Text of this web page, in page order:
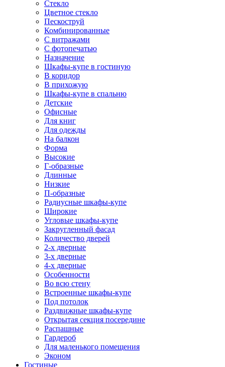
Стекло
Цветное стекло
Пескоструй
Комбинированные
С витражами
С фотопечатью
Назначение
Шкафы-купе в гостиную
В коридор
В прихожую
Шкафы-купе в спальню
Детские
Офисные
Для книг
Для одежды
На балкон
Форма
Высокие
Г-образные
Длинные
Низкие
П-образные
Радиусные шкафы-купе
Широкие
Угловые шкафы-купе
Закругленный фасад
Количество дверей
2-х дверные
3-х дверные
4-х дверные
Особенности
Во всю стену
Встроенные шкафы-купе
Под потолок
Раздвижные шкафы-купе
Открытая секция посередине
Распашные
Гардероб
Для маленького помещения
Эконом
Гостиные